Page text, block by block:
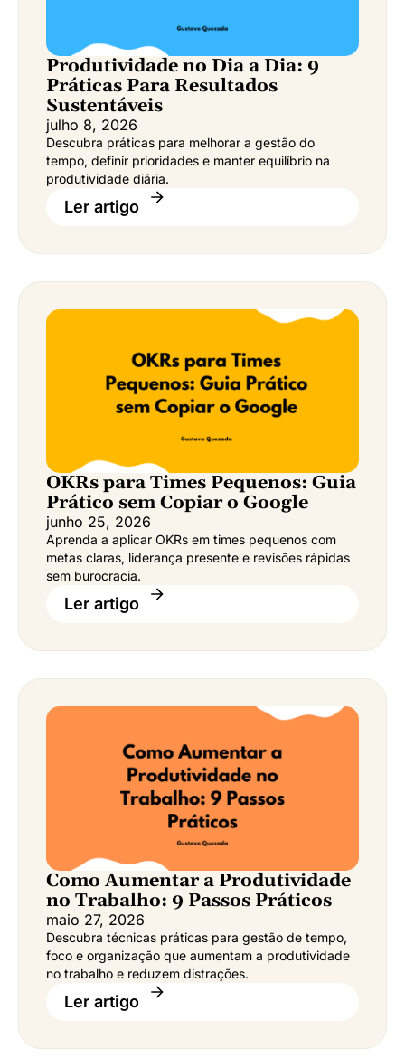
Produtividade no Dia a Dia: 9
Práticas Para Resultados
Sustentáveis
julho 8, 2026
Descubra práticas para melhorar a gestão do
tempo, definir prioridades e manter equilíbrio na
produtividade diária.
Ler artigo
OKRs para Times Pequenos: Guia
Prático sem Copiar o Google
junho 25, 2026
Aprenda a aplicar OKRs em times pequenos com
metas claras, liderança presente e revisões rápidas
sem burocracia.
Ler artigo
Como Aumentar a Produtividade
no Trabalho: 9 Passos Práticos
maio 27, 2026
Descubra técnicas práticas para gestão de tempo,
foco e organização que aumentam a produtividade
no trabalho e reduzem distrações.
Ler artigo